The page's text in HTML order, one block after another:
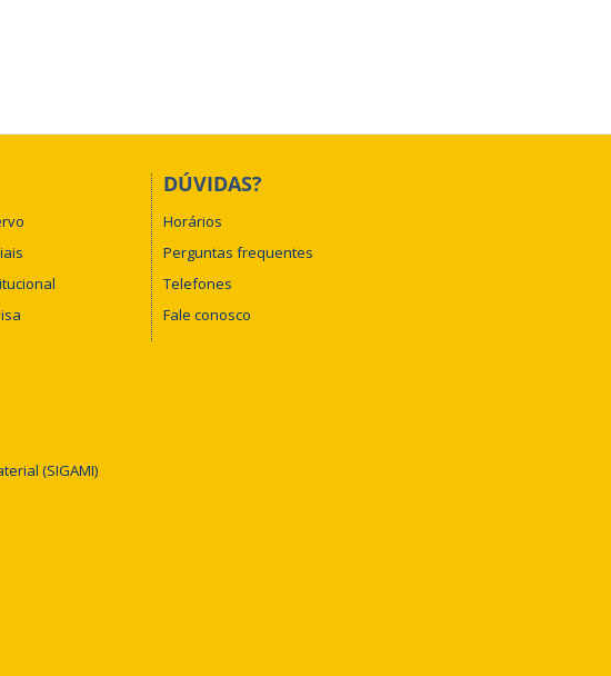
(SIGAMI)
DÚVIDAS?
Horários
Perguntas frequentes
Telefones
Fale conosco